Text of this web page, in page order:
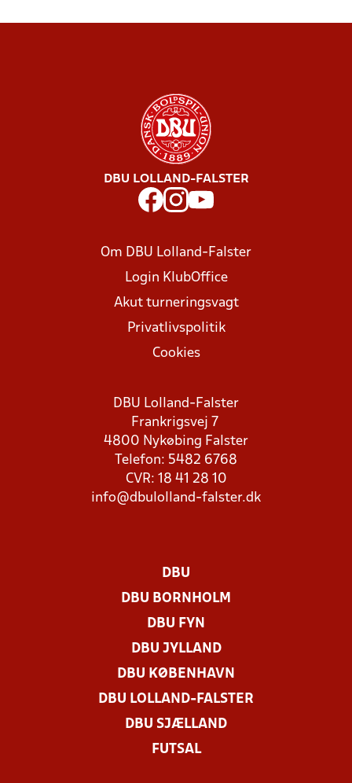
DBU LOLLAND-FALSTER
Om DBU Lolland-Falster
Login KlubOffice
Akut turneringsvagt
Privatlivspolitik
Cookies
DBU Lolland-Falster
Frankrigsvej 7
4800 Nykøbing Falster
Telefon: 5482 6768
CVR: 18 41 28 10
info@dbulolland-falster.dk
DBU
DBU BORNHOLM
DBU FYN
DBU JYLLAND
DBU KØBENHAVN
DBU LOLLAND-FALSTER
DBU SJÆLLAND
FUTSAL